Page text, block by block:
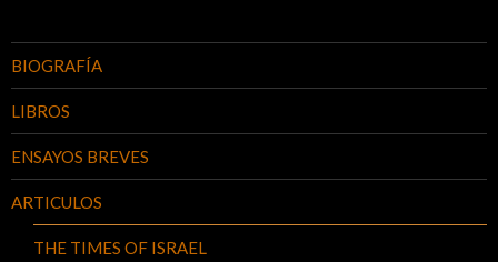
BIOGRAFÍA
LIBROS
ENSAYOS BREVES
ARTICULOS
THE TIMES OF ISRAEL